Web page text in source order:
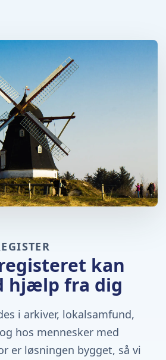
kan
hjælp fra dig
i arkiver, lokalsamfund,
hos mennesker med
er løsningen bygget, så vi